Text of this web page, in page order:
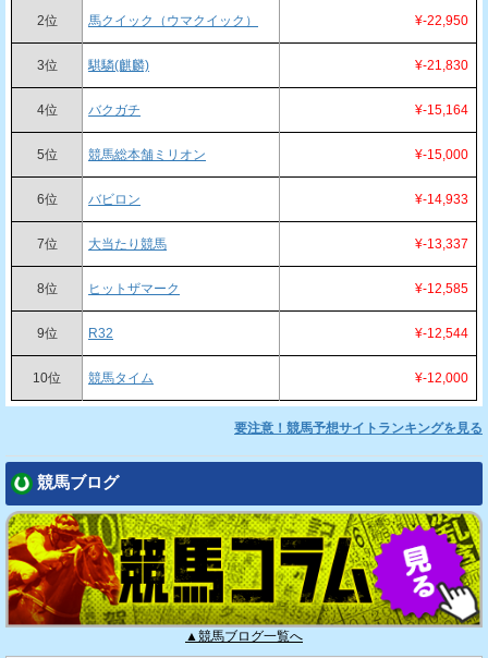
2位 馬クイック（ウマクイック） ¥-22,950
3位 騏驎(麒麟) ¥-21,830
4位 バクガチ ¥-15,164
5位 競馬総本舗ミリオン ¥-15,000
6位 バビロン ¥-14,933
7位 大当たり競馬 ¥-13,337
8位 ヒットザマーク ¥-12,585
9位 R32 ¥-12,544
10位 競馬タイム ¥-12,000
要注意！競馬予想サイトランキングを見る
競馬ブログ
▲競馬ブログ一覧へ